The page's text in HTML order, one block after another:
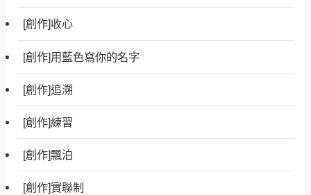
[創作]收心
[創作]用藍色寫你的名字
[創作]追溯
[創作]練習
[創作]飄泊
[創作]實聯制